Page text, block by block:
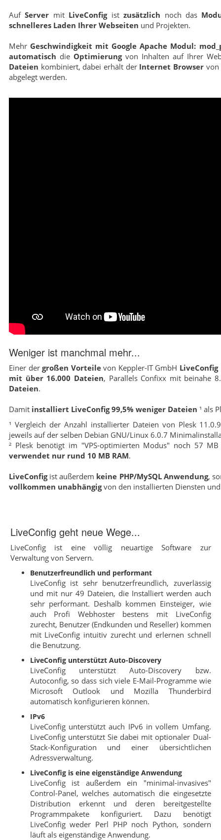
AufServer mit LiveConfigistzusätzlich noch das
schnelleres Laden Ihrer Webseiten und Projekten.
Mehr Geschwindigkeit mit Google Apache Modul:
automatisch die Optimierungvon Inhalten auf Ihrer
Dateien kombiniert, dabei erhält der Internet Browservon
abgelegt werden.
Weniger ist manchmal mehr...
Einer dergroßen Vorteilevon Keppler-IT GmbH LiveConfig
mit über 16.000 Dateien, Parallels Confixx mit beinahe
Dateien.
Damit installiert LiveConfig 99,5% weniger Dateien ¹ als
¹ Vergleich der Anzahl installierter Dateien von Plesk
jeweils auf der selben Debian GNU/Linux 6.0.7
² Plesk benötigt im "VPS-optimierten Modus" noch 57
verwendet nur rund 10 MB RAM.
LiveConfigist außerdem keine PHP/MySQL Anwendung,
vollkommen unabhängigvon den installierten Diensten
LiveConfig geht neue Wege...
LiveConfig ist eine völlig neuartige Software zur
Verwaltung von Servern.
Benutzerfreundlich und performant
LiveConfig ist sehr benutzerfreundlich, zuverlässig
und mit nur 49 Dateien, die Installiert werden auch
sehr performant. Deshalb kommen Einsteiger, wie
auch Profi Webhoster bestens mit LiveConfig
zurecht, Benutzer (Endkunden und Reseller) kommen
mit LiveConfig intuitiv zurecht und erlernen schnell
die Benutzung.
LiveConfig unterstützt Auto-Discovery
LiveConfig unterstützt Auto-Discovery bzw.
Autoconfig, so dass sich viele E-Mail-Programme wie
Microsoft Outlook und Mozilla Thunderbird
automatisch konfigurieren können.
IPv6
LiveConfig unterstützt auch IPv6 in vollem Umfang.
LiveConfig unterstützt Sie dabei mit optionaler Dual-
Stack-Konfiguration und einer übersichtlichen
Adressverwaltung.
LiveConfig is eine eigenständige Anwendung
LiveConfig ist außerdem ein "minimal-invasives"
Control-Panel, welches automatisch die eingesetzte
Distribution erkennt und deren bereitgestellte
Programmpakete konfiguriert. Dazu benötigt
LiveConfig weder Perl PHP noch Python, sondern
läuft als eigenständige Anwendung.